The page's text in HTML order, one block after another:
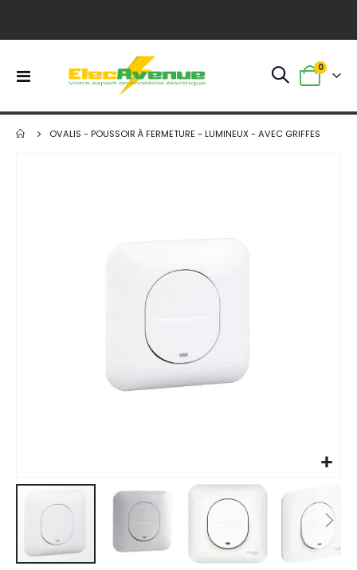
Basculer
Panier
0
OVALIS - POUSSOIR À FERMETURE - LUMINEUX - AVEC GRIFFES